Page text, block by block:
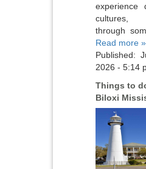
experience
through
Read more »
Published:
2026 - 5:14
Things to
Biloxi